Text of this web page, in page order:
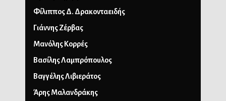
Φίλιππος Δ. Δρακονταειδής
Γιάννης Ζέρβας
Μανόλης Κορρές
Βασίλης Λαμπρόπουλος
Βαγγέλης Λιβιεράτος
Άρης Μαλανδράκης